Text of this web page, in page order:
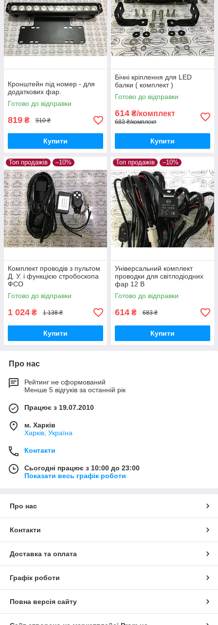
Кронштейн під номер - для
додаткових фар.
Готово до відправки
819 ₴ 910 ₴
Купити
Бічні кріплення для LED
балки ( комплект )
Готово до відправки
614 ₴/комплект
683 ₴/комплект
Купити
Топ продажів –10%
Комплект проводів з пультом
Д. У. і функцією стробоскопа
ФСО
Готово до відправки
1 024 ₴ 1 138 ₴
Купити
Топ продажів –10%
Універсальний комплект
проводки для світлодіодних
фар 12 В
Готово до відправки
614 ₴ 683 ₴
Купити
Про нас
Рейтинг не сформований
Менше 5 відгуків за останній рік
Працює з 19.07.2010
м. Харків
Харків, Україна
Контакти
Сьогодні працює з 10:00 до 23:00
Показати весь графік роботи
Про нас
Контакти
Доставка та оплата
Графік роботи
Повна версія сайту